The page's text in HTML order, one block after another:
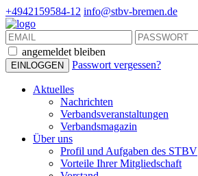
+4942159584-12 info@stbv-bremen.de
angemeldet bleiben
Passwort vergessen?
Aktuelles
Nachrichten
Verbandsveranstaltungen
Verbandsmagazin
Über uns
Profil und Aufgaben des STBV
Vorteile Ihrer Mitgliedschaft